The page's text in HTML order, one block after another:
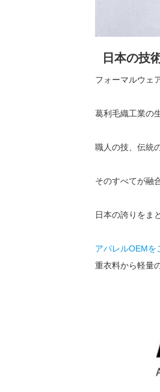
日本の技
フォーマルウェ
葛利毛織工業の
職人の技、伝統
そのすべてが融
日本の誇りをま
アパレルOEMを
重衣料から軽量